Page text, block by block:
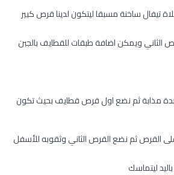
تيفال ساخنة مسبقا ليتكون لدينا قرص كبير
الثاني ويمكن اضافة طبقات للقطايف بالجبن
مذابة ثم نضع اول قرص قطايف بحيث تكون
القرص ثم نضع القرص الثاني وثقوبه للأسفل
ليتماسك